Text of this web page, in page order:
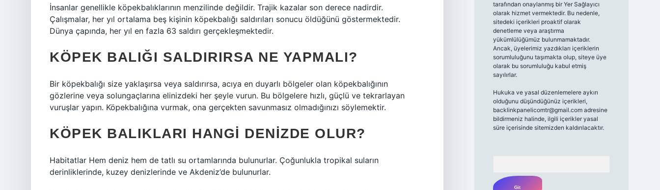
İnsanlar genellikle köpekbalıklarının menzilinde değildir. Trajik kazalar son derece nadirdir.
Çalışmalar, her yıl ortalama beş kişinin köpekbalığı saldırıları sonucu öldüğünü göstermektedir.
Dünya çapında, her yıl en fazla 63 saldırı gerçekleşmektedir.
KÖPEK BALIĞI SALDIRIRSA NE YAPMALI?
Bir köpekbalığı size yaklaşırsa veya saldırırsa, acıya en duyarlı bölgeler olan köpekbalığının
gözlerine veya solungaçlarına elinizdeki her şeyle vurun. Bu bölgelere hızlı, güçlü ve tekrarlayan
vuruşlar yapın. Köpekbalığına vurmak, ona gerçekten savunmasız olmadığınızı söylemektir.
KÖPEK BALIKLARI HANGI DENIZDE OLUR?
Habitatlar Hem deniz hem de tatlı su ortamlarında bulunurlar. Çoğunlukla tropikal suların
derinliklerinde, kuzey denizlerinde ve Akdeniz’de bulunurlar.
tarafından onaylanmış bir Yer Sağlayıcı
olarak hizmet vermektedir. Bu nedenle,
sitedeki içerikleri proaktif olarak
denetleme veya araştırma
yükümlülüğümüz bulunmamaktadır.
Ancak, üyelerimiz yazdıkları içeriklerin
sorumluluğunu taşımakta olup, siteye üye
olarak bu sorumluluğu kabul etmiş
sayılırlar.
Hukuka ve yasal düzenlemelere aykırı
olduğunu düşündüğünüz içerikleri,
backlinkpanelicomtr@gmail.comadresine
bildirmeniz halinde, ilgili içerikler yasal
süre içerisinde sitemizden kaldırılacaktır.